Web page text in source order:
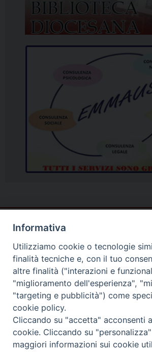
Informativa
Utilizziamo cookie o tecnologie
finalità tecniche e, con il tuo
altre finalità ("interazioni e
"miglioramento dell'esperienza",
"targeting e pubblicità") come
cookie policy.
Cliccando su "accetta" acconsenti
cookie. Cliccando su
maggiori informazioni sui cookie